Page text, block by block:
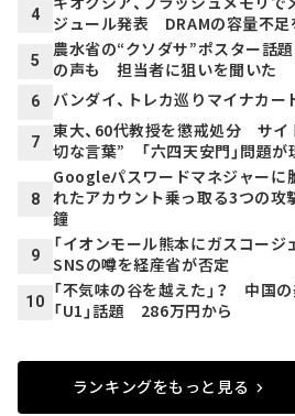
4
ジュール発表 DRAMの容量不足
5
農水省の“クソダサ”ポスター話
の声も 担当者に狙いを聞いた
6 バンダイ、トレカ巡りマイナカ
7
東大、60代教授を懲戒処分 サ
切な言葉” 「六四天安門」問題が
8
Googleパスワードマネジャー
れたアカウント乗っ取る3つの攻
鐘
9
「イオンモール熊本にガスコー
SNSの噂を経産省が否定
10
「不気味の谷を越えた」？ 中国
「U1」話題 286万円から
ランキングをもっと見る